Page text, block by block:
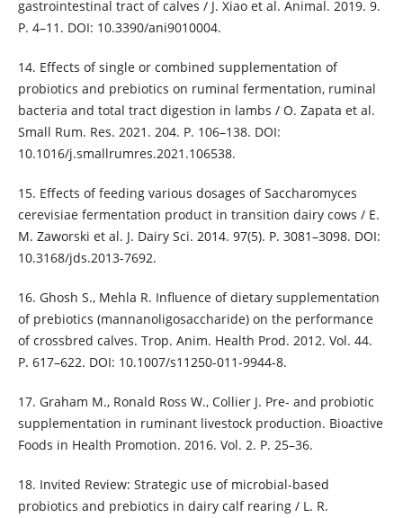
gastrointestinal tract of calves / J. Xiao et al. Animal. 2019. 9.
P. 4–11. DOI: 10.3390/ani9010004.
14. Effects of single or combined supplementation of
probiotics and prebiotics on ruminal fermentation, ruminal
bacteria and total tract digestion in lambs / O. Zapata et al.
Small Rum. Res. 2021. 204. P. 106–138. DOI:
10.1016/j.smallrumres.2021.106538.
15. Effects of feeding various dosages of Saccharomyces
cerevisiae fermentation product in transition dairy cows / E.
M. Zaworski et al. J. Dairy Sci. 2014. 97(5). P. 3081–3098. DOI:
10.3168/jds.2013-7692.
16. Ghosh S., Mehla R. Influence of dietary supplementation
of prebiotics (mannanoligosaccharide) on the performance
of crossbred calves. Trop. Anim. Health Prod. 2012. Vol. 44.
P. 617–622. DOI: 10.1007/s11250-011-9944-8.
17. Graham M., Ronald Ross W., Collier J. Pre- and probiotic
supplementation in ruminant livestock production. Bioactive
Foods in Health Promotion. 2016. Vol. 2. P. 25–36.
18. Invited Review: Strategic use of microbial-based
probiotics and prebiotics in dairy calf rearing / L. R.